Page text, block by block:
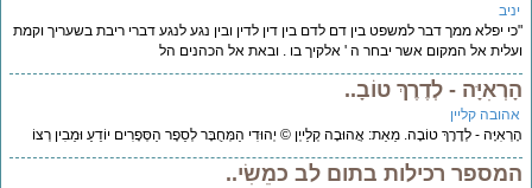
יניב
"כי יפלא ממך דבר למשפט בין דם לדם בין דין לדין ובין נגע לנגע דברי ריבת בשעריך וקמת
ועלית אל המקום אשר יבחר ה ' אלקיך בו . ובאת אל הכהנים הל
הָרְאִיָּה - לְדֶרֶךְ טוֹבָ..
אהובה קליין
הָרְאִיָּה - לְדֶרֶךְ טוֹבָה. מֵאֵת: אֲהוּבָה קְלַייְן © יְהוּדִי הַמְּחֻבָּר לְסֵפֶר הַסְּפָרִים יוֹדֵעַ וּמֵבִין רְצוֹ
המספר רכילות בתום לב כמֵשִׂי..